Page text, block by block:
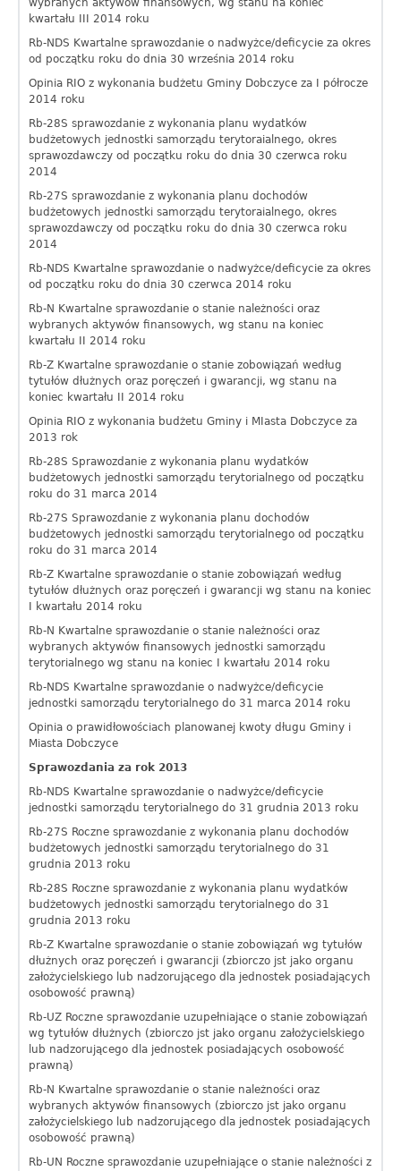
wybranych aktywów finansowych, wg stanu na koniec
kwartału III 2014 roku
Rb-NDS Kwartalne sprawozdanie o nadwyżce/deficycie za okres
od początku roku do dnia 30 września 2014 roku
Opinia RIO z wykonania budżetu Gminy Dobczyce za I półrocze
2014 roku
Rb-28S sprawozdanie z wykonania planu wydatków
budżetowych jednostki samorządu terytoraialnego, okres
sprawozdawczy od początku roku do dnia 30 czerwca roku
2014
Rb-27S sprawozdanie z wykonania planu dochodów
budżetowych jednostki samorządu terytoraialnego, okres
sprawozdawczy od początku roku do dnia 30 czerwca roku
2014
Rb-NDS Kwartalne sprawozdanie o nadwyżce/deficycie za okres
od początku roku do dnia 30 czerwca 2014 roku
Rb-N Kwartalne sprawozdanie o stanie należności oraz
wybranych aktywów finansowych, wg stanu na koniec
kwartału II 2014 roku
Rb-Z Kwartalne sprawozdanie o stanie zobowiązań według
tytułów dłużnych oraz poręczeń i gwarancji, wg stanu na
koniec kwartału II 2014 roku
Opinia RIO z wykonania budżetu Gminy i MIasta Dobczyce za
2013 rok
Rb-28S Sprawozdanie z wykonania planu wydatków
budżetowych jednostki samorządu terytorialnego od początku
roku do 31 marca 2014
Rb-27S Sprawozdanie z wykonania planu dochodów
budżetowych jednostki samorządu terytorialnego od początku
roku do 31 marca 2014
Rb-Z Kwartalne sprawozdanie o stanie zobowiązań według
tytułów dłużnych oraz poręczeń i gwarancji wg stanu na koniec
I kwartału 2014 roku
Rb-N Kwartalne sprawozdanie o stanie należności oraz
wybranych aktywów finansowych jednostki samorządu
terytorialnego wg stanu na koniec I kwartału 2014 roku
Rb-NDS Kwartalne sprawozdanie o nadwyżce/deficycie
jednostki samorządu terytorialnego do 31 marca 2014 roku
Opinia o prawidłowościach planowanej kwoty długu Gminy i
Miasta Dobczyce
Sprawozdania za rok 2013
Rb-NDS Kwartalne sprawozdanie o nadwyżce/deficycie
jednostki samorządu terytorialnego do 31 grudnia 2013 roku
Rb-27S Roczne sprawozdanie z wykonania planu dochodów
budżetowych jednostki samorządu terytorialnego do 31
grudnia 2013 roku
Rb-28S Roczne sprawozdanie z wykonania planu wydatków
budżetowych jednostki samorządu terytorialnego do 31
grudnia 2013 roku
Rb-Z Kwartalne sprawozdanie o stanie zobowiązań wg tytułów
dłużnych oraz poręczeń i gwarancji (zbiorczo jst jako organu
założycielskiego lub nadzorującego dla jednostek posiadających
osobowość prawną)
Rb-UZ Roczne sprawozdanie uzupełniające o stanie zobowiązań
wg tytułów dłużnych (zbiorczo jst jako organu założycielskiego
lub nadzorującego dla jednostek posiadających osobowość
prawną)
Rb-N Kwartalne sprawozdanie o stanie należności oraz
wybranych aktywów finansowych (zbiorczo jst jako organu
założycielskiego lub nadzorującego dla jednostek posiadających
osobowość prawną)
Rb-UN Roczne sprawozdanie uzupełniające o stanie należności z